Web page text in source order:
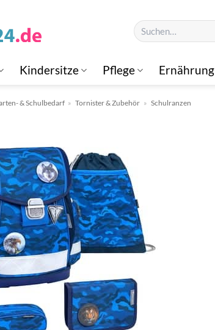
Suchen
nach:
Kindersitze Pflege Ernährung
& Schulbedarf » Tornister & Zubehör » Schulranzen